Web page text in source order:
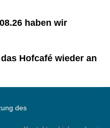
haben wir
Hofcafé wieder an
des